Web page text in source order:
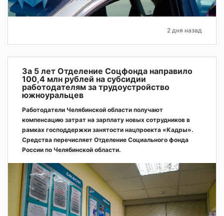
2 дня назад
За 5 лет Отделение Соцфонда направило
100,4 млн рублей на субсидии
работодателям за трудоустройство
южноуральцев
Работодатели Челябинской области получают
компенсацию затрат на зарплату новых сотрудников в
рамках господдержки занятости нацпроекта «Кадры».
Средства перечисляет Отделение Социального фонда
России по Челябинской области.